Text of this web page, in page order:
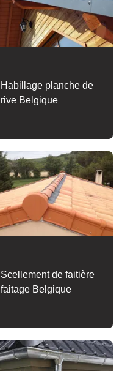
Habillage planche de
rive Belgique
Scellement de faitière
faitage Belgique